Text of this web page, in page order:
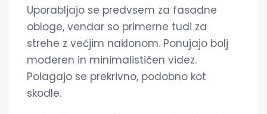
Uporabljajo se predvsem za fasadne
obloge, vendar so primerne tudi za
strehe z večjim naklonom. Ponujajo bolj
moderen in minimalističen videz.
Polagajo se prekrivno, podobno kot
skodle.